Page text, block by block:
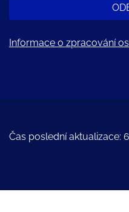
Informace o zpracování
Čas poslední aktualizace: